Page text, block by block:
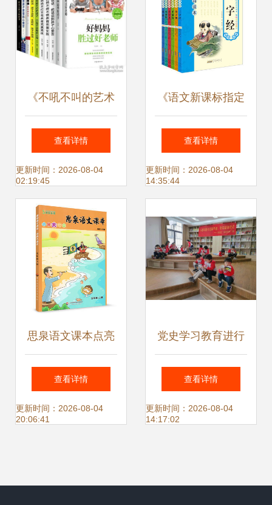
《不吼不叫的艺术
家庭教育的力量与
温度》
查看详情
更新时间：2026-08-04
02:19:45
《语文新课标指定
阅读·国学诵读本全
6册》书评 小学生
查看详情
更新时间：2026-08-04
14:35:44
思泉语文课本点亮
大语文 五年级上册
的成长与智慧
查看详情
更新时间：2026-08-04
20:06:41
党史学习教育进行
时 小新的图书馆第
一课——听阿婆讲
查看详情
更新时间：2026-08-04
14:17:02